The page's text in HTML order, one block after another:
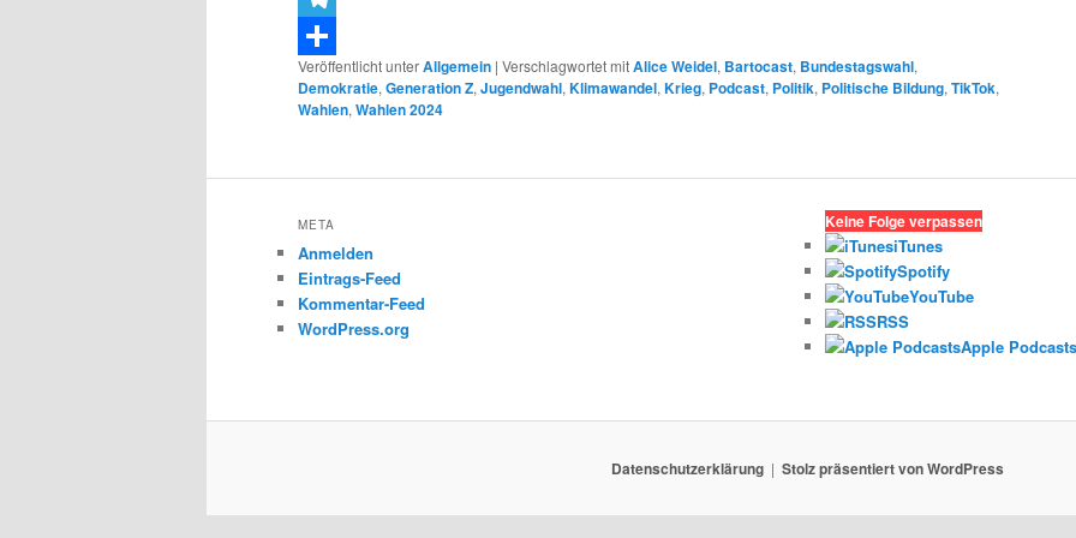
Telegram
Teilen
Veröffentlicht unterAllgemein | Verschlagwortet mitAlice Weidel, Bartocast, Bundestagswahl,
Demokratie, Generation Z, Jugendwahl, Klimawandel, Krieg, Podcast, Politik, Politische Bildung, TikTok,
Wahlen, Wahlen 2024
META
Anmelden
Eintrags-Feed
Kommentar-Feed
WordPress.org
Keine Folge verpassen
iTunes
Spotify
YouTube
RSS
Apple
Datenschutzerklärung Stolz präsentiert von WordPress